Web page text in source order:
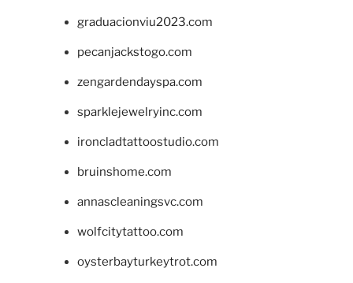
graduacionviu2023.com
pecanjackstogo.com
zengardendayspa.com
sparklejewelryinc.com
ironcladtattoostudio.com
bruinshome.com
annascleaningsvc.com
wolfcitytattoo.com
oysterbayturkeytrot.com